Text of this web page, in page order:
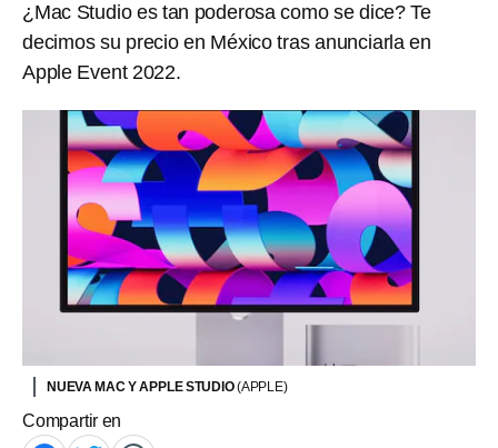
¿Mac Studio es tan poderosa como se dice? Te
decimos su precio en México tras anunciarla en
Apple Event 2022.
NUEVA MAC Y APPLE STUDIO(APPLE)
Compartir en